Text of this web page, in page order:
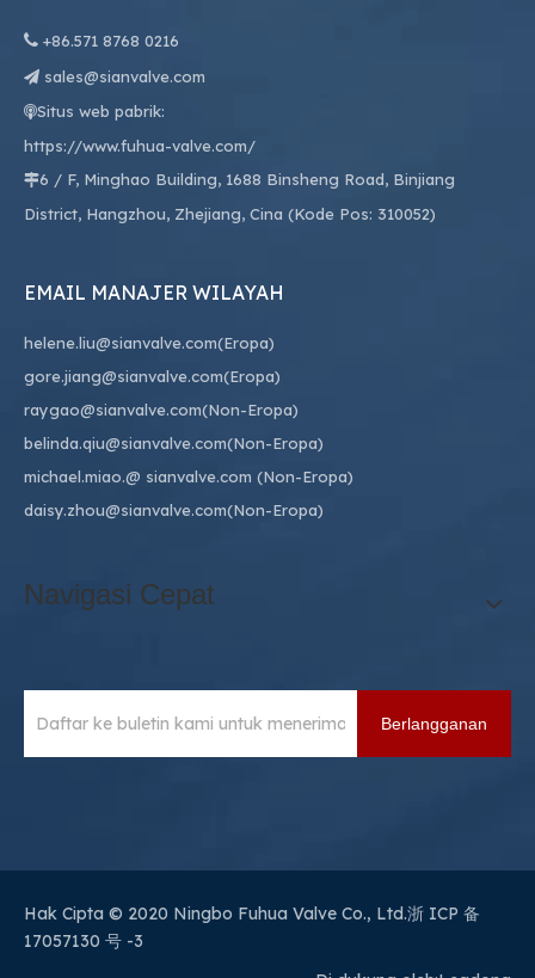
 +86.571 8768 0216
 sales@sianvalve.com
Situs web pabrik:
https://www.fuhua-valve.com/
6 / F, Minghao Building, 1688 Binsheng Road, Binjiang
District, Hangzhou, Zhejiang, Cina (Kode Pos: 310052)
EMAIL MANAJER WILAYAH
helene.liu@sianvalve.com(Eropa)
gore.jiang@sianvalve.com(Eropa)
raygao@sianvalve.com(Non-Eropa)
belinda.qiu@sianvalve.com(Non-Eropa)
michael.miao.@ sianvalve.com (Non-Eropa)
daisy.zhou@sianvalve.com(Non-Eropa)
Navigasi Cepat
Berlangganan
Hak Cipta © 2020 Ningbo Fuhua Valve Co., Ltd.浙 ICP 备
17057130 号 -3